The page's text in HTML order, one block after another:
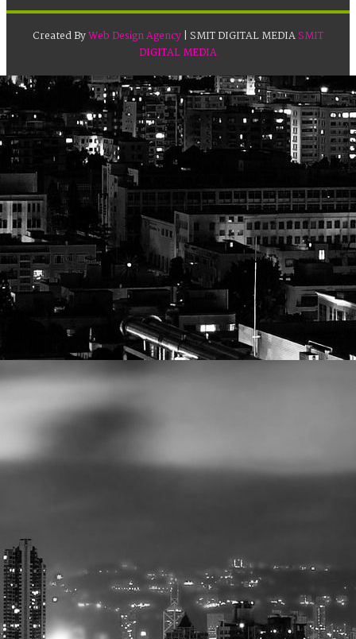
Created ByWeb Design Agency| SMIT DIGITAL MEDIASMIT
DIGITAL MEDIA